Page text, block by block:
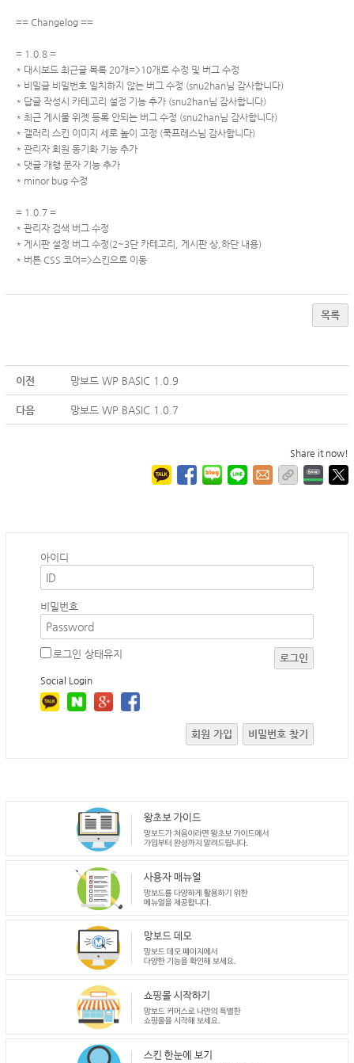
== Changelog ==
= 1.0.8 =
* 대시보드 최근글 목록 20개=>10개로 수정 및 버그 수정
* 비밀글 비밀번호 일치하지 않는 버그 수정 (snu2han님 감사합니다)
* 답글 작성시 카테고리 설정 기능 추가 (snu2han님 감사합니다)
* 최근 게시물 위젯 등록 안되는 버그 수정 (snu2han님 감사합니다)
* 갤러리 스킨 이미지 세로 높이 고정 (쿡프레스님 감사합니다)
* 관리자 회원 동기화 기능 추가
* 댓글 개행 문자 기능 추가
* minor bug 수정
= 1.0.7 =
* 관리자 검색 버그 수정
* 게시판 설정 버그 수정(2~3단 카테고리, 게시판 상,하단 내용)
* 버튼 CSS 코어=>스킨으로 이동
목록
이전 망보드 WP BASIC 1.0.9
다음 망보드 WP BASIC 1.0.7
Share it now!
아이디
비밀번호
로그인 상태유지 로그인
Social Login
회원 가입 비밀번호 찾기